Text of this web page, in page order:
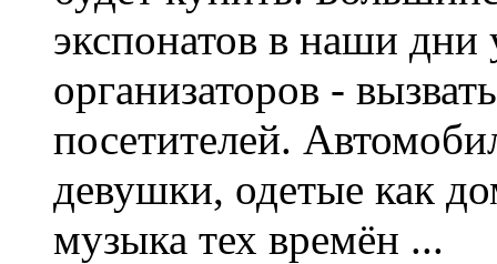
экспонатов в наши дни
организаторов -
посетителей.
девушки, одетые как
музыка тех времён ...